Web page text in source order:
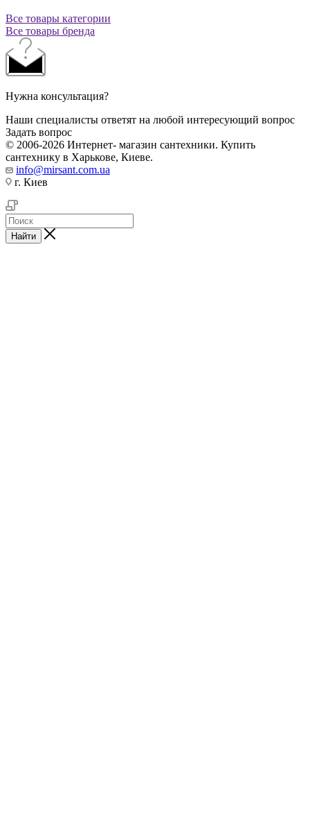
Все товары категории
Все товары бренда
Нужна консультация?
Наши специалисты ответят на любой интересующий вопрос
Задать вопрос
© 2006-2026 Интернет- магазин сантехники. Купить
сантехнику в Харькове, Киеве.
info@mirsant.com.ua
г. Киев
Найти